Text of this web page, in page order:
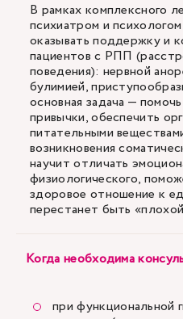
В рамках комплексного
психиатром и
оказывать поддержку и
пациентов с РПП
поведения): нервной
булимией,
основная задача —
привычки, обеспечить
питательными
возникновения
научит отличать
физиологического,
здоровое отношение к
перестанет быть
Когда необходима
при функциональной